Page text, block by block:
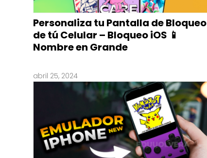
Personaliza tu Pantalla de Bloqueo
de tú Celular – Bloqueo iOS 📱
Nombre en Grande
abril 25, 2024